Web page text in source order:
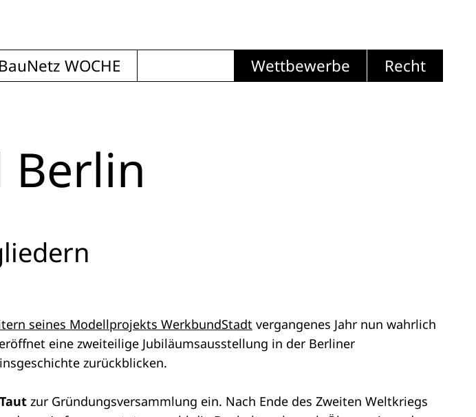
BauNetz WOCHE Wettbewerbe Recht
Berlin
seines Modellprojekts WerkbundStadt vergangenes Jahr nun wahrlich
eröffnet eine zweiteilige Jubiläumsausstellung in der Berliner
zurückblicken.
zur Gründungsversammlung ein. Nach Ende des Zweiten Weltkriegs